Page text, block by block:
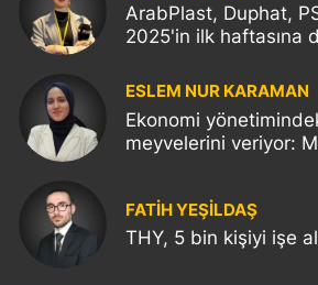
ArabPlast, Duphat,
2025'in ilk haftasına
ESLEM NUR KARAMAN
Ekonomi
meyvelerini veriyor:
FATIH YEŞİLDAŞ
THY, 5 bin kişiyi işe